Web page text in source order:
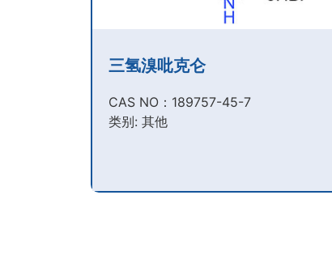
三氢溴吡克仑
CAS NO：189757-45-7​
类别: 其他